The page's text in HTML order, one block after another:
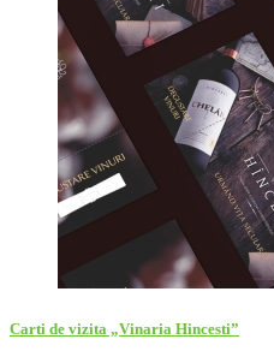
Carti de vizita „Vinaria Hincesti”